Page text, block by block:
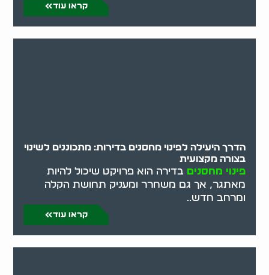
קראו עוד
הדרך היעילה לפינוי מחסנים בדירות: מתכוננים לשינוי
בצורה מקצועית
פינוי מחסנים בדירה הוא פרויקט שיכול להיות
מאתגר, אך גם משחרר ומעניק תחושת הקלה
ומרחב חדש..
קראו עוד